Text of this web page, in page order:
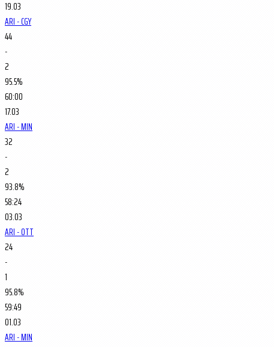
19.03
ARI - CGY
44
-
2
95.5%
60:00
17.03
ARI - MIN
32
-
2
93.8%
58:24
03.03
ARI - OTT
24
-
1
95.8%
59:49
01.03
ARI - MIN